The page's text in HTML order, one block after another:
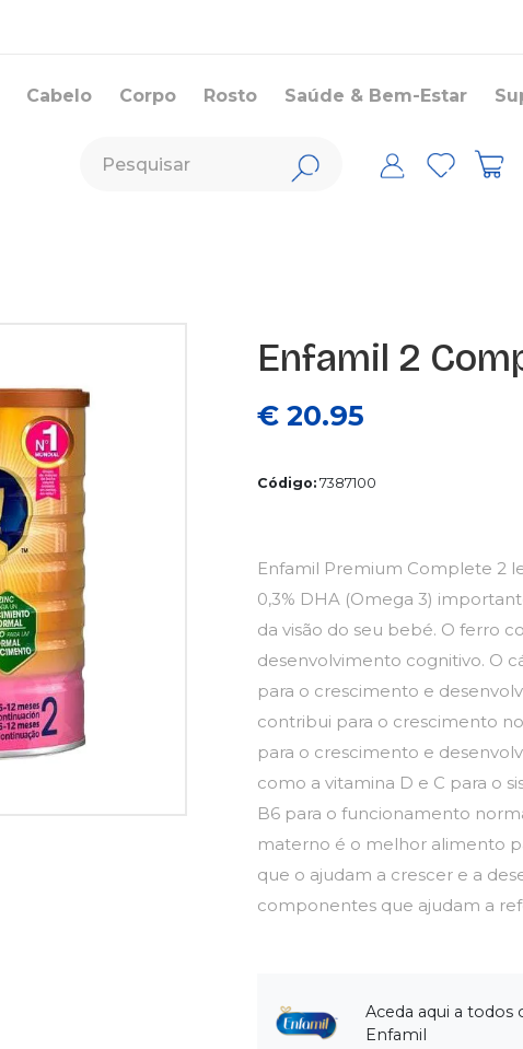
Cabelo Corpo Rosto Saúde & Bem-Estar
Enfamil 2
€ 20.95
Código: 7387100
Enfamil Premium Complete 2
0,3% DHA (Omega 3)
da visão do seu bebé. O ferro
desenvolvimento cognitivo. O
para o crescimento e
contribui para o crescimento
para o crescimento e
como a vitamina D e C para o
B6 para o funcionamento
materno é o melhor alimento
que o ajudam a crescer e a
componentes que ajudam a
Aceda aqui a todos
Enfamil